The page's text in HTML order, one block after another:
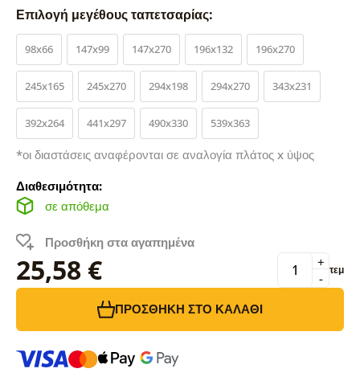
Επιλογή μεγέθους ταπετσαρίας:
98x66 147x99 147x270 196x132 196x270
245x165 245x270 294x198 294x270 343x231
392x264 441x297 490x330 539x363
*οι διαστάσεις αναφέρονται σε αναλογία πλάτος x ύψος
Διαθεσιμότητα:
σε απόθεμα
Προσθήκη στα αγαπημένα
25,58 € -
+ τεμ
ΠΡΟΣΘΉΚΗ ΣΤΟ ΚΑΛΆΘΙ